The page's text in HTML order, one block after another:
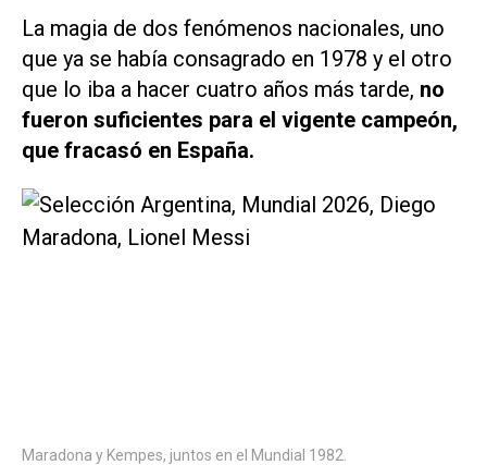
La magia de dos fenómenos nacionales, uno
que ya se había consagrado en 1978 y el otro
que lo iba a hacer cuatro años más tarde, no
fueron suficientes para el vigente campeón,
que fracasó en España.
Maradona y Kempes, juntos en el Mundial 1982.